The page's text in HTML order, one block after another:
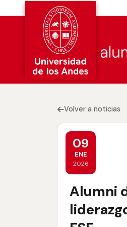
Volver a noticias
09
ENE
2026
Alumni